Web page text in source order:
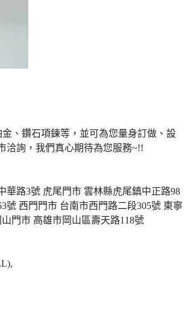
、鑽石項鍊等，並可為您量身訂做、設
洽詢，我們真心期待為您服務~!!
華路3號 虎尾門市 雲林縣虎尾鎮中正路98
號 西門門市 台南市西門路二段305號 東寧
山門市 高雄市岡山區壽天路118號